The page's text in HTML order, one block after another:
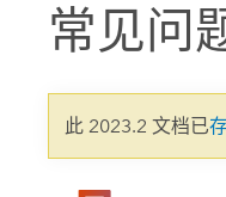
将位置引入分析
集成、编辑和
自然科学
可持续发展 基础
使用
的未
现实
客
常见问
此 2023.2 文档已